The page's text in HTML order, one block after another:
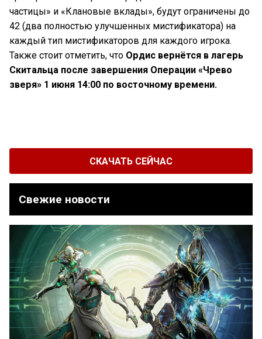
частицы» и «Клановые вклады», будут ограничены до
42 (два полностью улучшенных мистификатора) на
каждый тип мистификаторов для каждого игрока.
Также стоит отметить, что Ордис вернётся в лагерь
Скитальца после завершения Операции «Чрево
зверя» 1 июня 14:00 по восточному времени.
СКАЧАТЬ СЕЙЧАС
Свежие новости